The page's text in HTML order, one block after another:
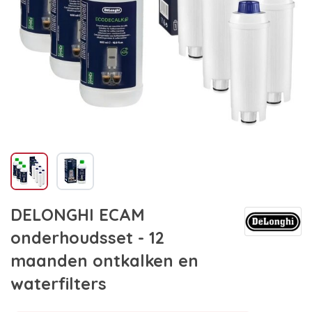
DELONGHI ECAM
onderhoudsset - 12
maanden ontkalken en
waterfilters